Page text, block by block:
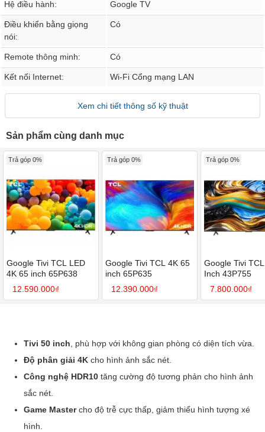
Hệ điều hành: Google TV
Điều khiển bằng giọng
nói:
Có
Remote thông minh: Có
Kết nối Internet: Wi-Fi Cổng mạng LAN
Xem chi tiết thông số kỹ thuật
Sản phẩm cùng danh mục
Trả góp 0%
Google Tivi TCL LED
4K 65 inch 65P638
12.590.000₫
Trả góp 0%
Google Tivi TCL 4K 65
inch 65P635
12.390.000₫
Trả góp 0%
Google Tivi
Inch 43P755
7.800.000₫
Tivi 50 inch , phù hợp với không gian phòng có diện tích vừa.
Độ phân giải 4K cho hình ảnh sắc nét.
Công nghệ HDR10 tăng cường độ tương phản cho hình ảnh
sắc nét.
Game Mastercho độ trễ cực thấp, giảm thiểu hình tượng xé
hình.